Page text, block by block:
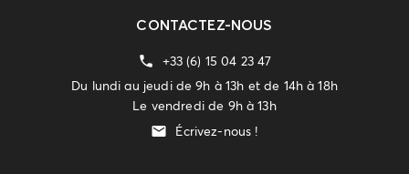
CONTACTEZ-NOUS
+33 (6) 15 04 23 47
Du lundi au jeudi de 9h à 13h et de 14h à 18h
Le vendredi de 9h à 13h
Écrivez-nous !